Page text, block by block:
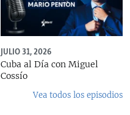
JULIO 31, 2026
Cuba al Día con Miguel
Cossío
Vea todos los episodios